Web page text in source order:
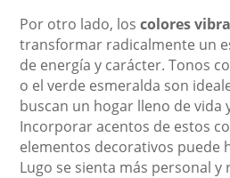
Por otro lado, loscolores
transformar radicalmente un
de energía y carácter. Tonos
o el verde esmeralda son
buscan un hogar lleno de vida
Incorporar acentos de estos
elementos decorativos puede
Lugo se sienta más personal